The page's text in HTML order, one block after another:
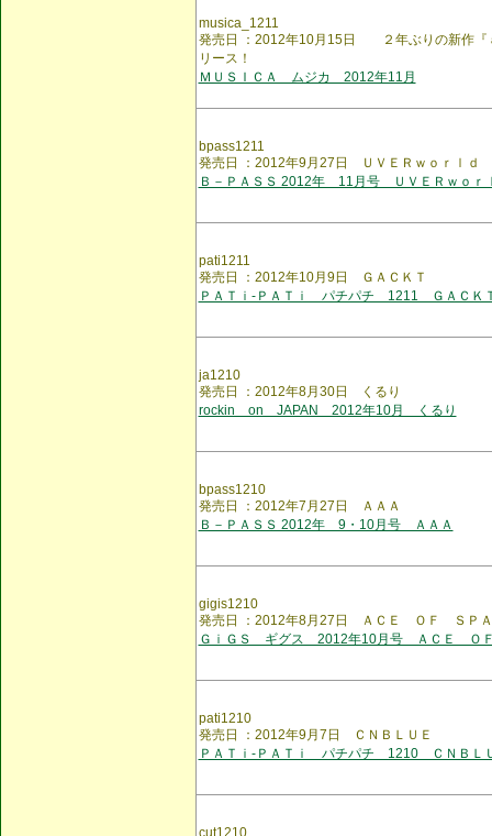
musica_1211
発売日 ：2012年10月15日 ２年ぶりの新作『
リース！
ＭＵＳＩＣＡ ムジカ 2012年11月
bpass1211
発売日 ：2012年9月27日 ＵＶＥＲｗｏｒｌｄ
Ｂ－ＰＡＳＳ 2012年 11月号 ＵＶＥＲｗｏｒ
pati1211
発売日 ：2012年10月9日 ＧＡＣＫＴ
ＰＡＴｉ-ＰＡＴｉ パチパチ 1211 ＧＡＣＫ
ja1210
発売日 ：2012年8月30日 くるり
rockin on JAPAN 2012年10月 くるり
bpass1210
発売日 ：2012年7月27日 ＡＡＡ
Ｂ－ＰＡＳＳ 2012年 9・10月号 ＡＡＡ
gigis1210
発売日 ：2012年8月27日 ＡＣＥ ＯＦ ＳＰＡ
ＧｉＧＳ ギグス 2012年10月号 ＡＣＥ Ｏ
pati1210
発売日 ：2012年9月7日 ＣＮＢＬＵＥ
ＰＡＴｉ-ＰＡＴｉ パチパチ 1210 ＣＮＢＬ
cut1210